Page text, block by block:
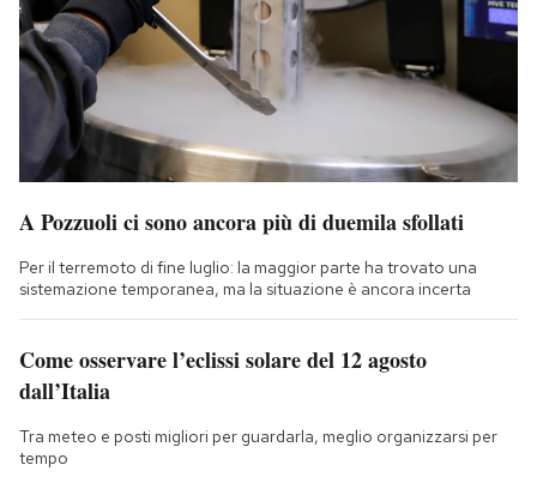
A Pozzuoli ci sono ancora più di duemila sfollati
Per il terremoto di fine luglio: la maggior parte ha trovato una
sistemazione temporanea, ma la situazione è ancora incerta
Come osservare l’eclissi solare del 12 agosto
dall’Italia
Tra meteo e posti migliori per guardarla, meglio organizzarsi per
tempo